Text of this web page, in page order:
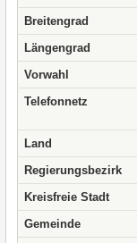
Breitengrad
Längengrad
Vorwahl
Telefonnetz
Land
Regierungsbezirk
Kreisfreie Stadt
Gemeinde